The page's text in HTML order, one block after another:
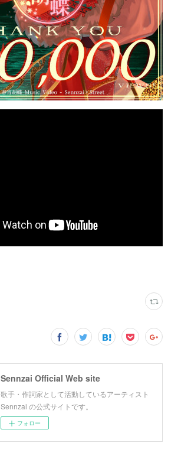
Sennzai Official Web site
歌手・作詞家として活動しているアーティスト
Sennzai の公式サイトです。
フォロー